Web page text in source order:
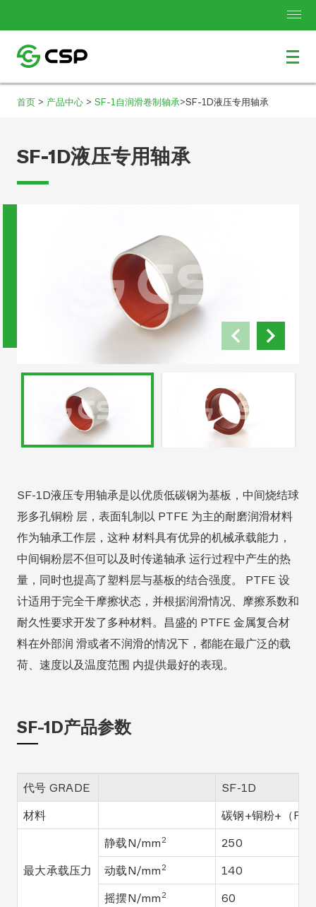
首页 > 产品中心 > SF-1自润滑卷制轴承>SF-1D液压专用轴承
SF-1D液压专用轴承
SF-1D液压专用轴承是以优质低碳钢为基板，中间烧结球
形多孔铜粉 层，表面轧制以 PTFE 为主的耐磨润滑材料
作为轴承工作层，这种 材料具有优异的机械承载能力，
中间铜粉层不但可以及时传递轴承 运行过程中产生的热
量，同时也提高了塑料层与基板的结合强度。 PTFE 设
计适用于完全干摩擦状态，并根据润滑情况、摩擦系数和
耐久性要求开发了多种材料。昌盛的 PTFE 金属复合材
料在外部润 滑或者不润滑的情况下，都能在最广泛的载
荷、速度以及温度范围 内提供最好的表现。
SF-1D产品参数
代号 GRADE
SF-1D
材料
碳钢+铜粉+（
最大承载压力
静载N/mm 2
250
动载N/mm 2
140
摇摆N/mm 2 60